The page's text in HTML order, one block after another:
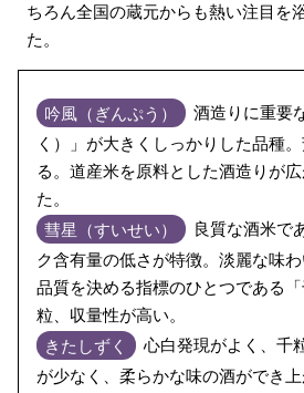
ちろん全国の蔵元からも熱い注目を
た。
吟風（ぎんぷう）
酒造りに重要
く）」が大きくしっかりした品種
る。道産米を原料とした酒造りが
た。
彗星（すいせい）
良質な酒米で
ク含有量の低さが特徴。淡麗な味わ
品質を決める指標のひとつである
粒、収量性が高い。
きたしずく
心白発現がよく、千
が少なく、柔らかな味の酒ができ